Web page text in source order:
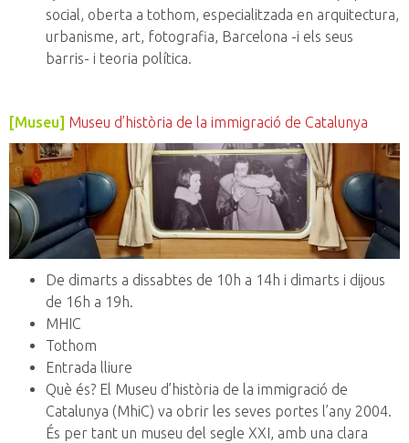
social, oberta a tothom, especialitzada en arquitectura,
urbanisme, art, fotografia, Barcelona -i els seus
barris- i teoria política.
[Museu] Museu d’història de la immigració de Catalunya
De dimarts a dissabtes de 10h a 14h i dimarts i dijous
de 16h a 19h.
MHIC
Tothom
Entrada lliure
Què és? El Museu d’història de la immigració de
Catalunya (MhiC) va obrir les seves portes l’any 2004.
És per tant un museu del segle XXI, amb una clara